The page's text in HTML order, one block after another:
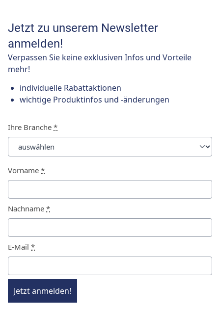
Jetzt zu unserem Newsletter
anmelden!
Verpassen Sie keine exklusiven Infos und Vorteile
mehr!
individuelle Rabattaktionen
wichtige Produktinfos und -änderungen
Ihre Branche *
Vorname *
Nachname *
E-Mail *
Jetzt anmelden!